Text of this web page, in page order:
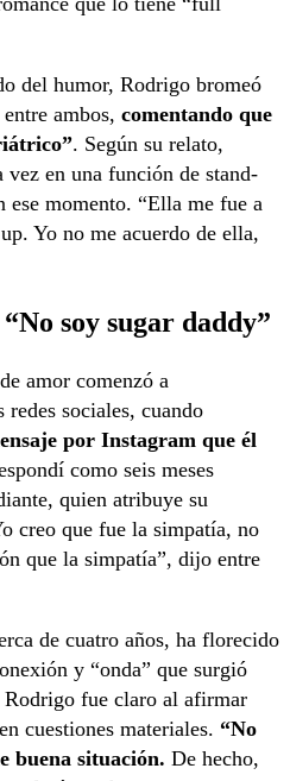
del humor, Rodrigo bromeó
ambos, comentando que
. Según su relato,
en una función de stand-
momento. “Ella me fue a
Yo no me acuerdo de ella,
soy sugar daddy”
amor comenzó a
redes sociales, cuando
por Instagram que él
como seis meses
quien atribuye su
creo que fue la simpatía, no
que la simpatía”, dijo entre
de cuatro años, ha florecido
y “onda” que surgió
Rodrigo fue claro al afirmar
cuestiones materiales. “No
buena situación. De hecho,